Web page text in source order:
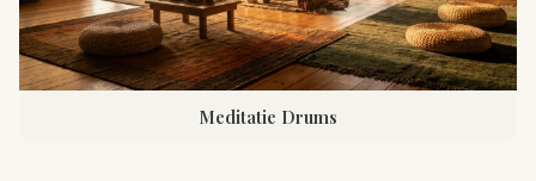
Meditatie Drums